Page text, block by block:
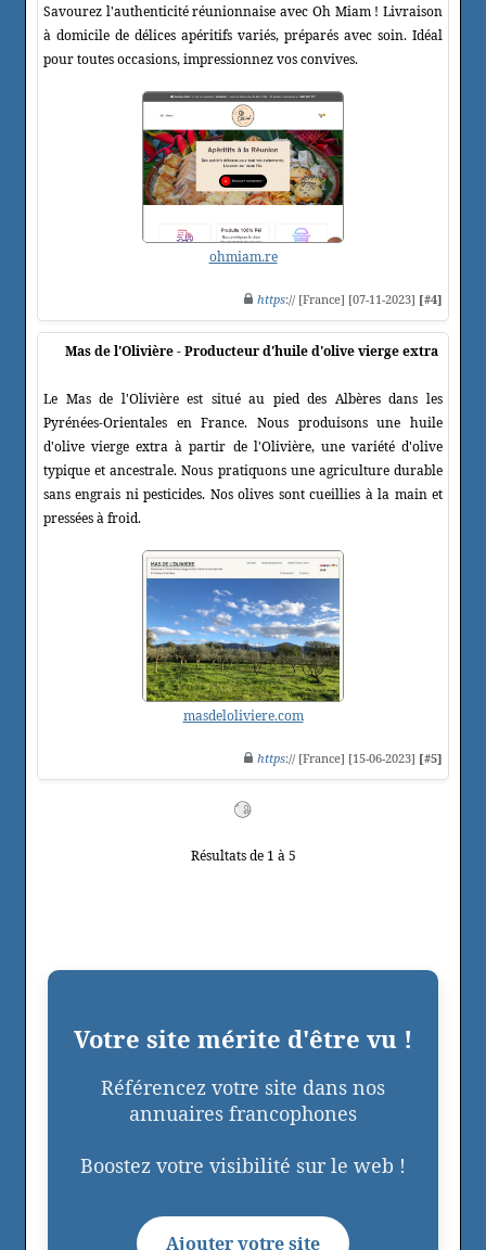
Savourez l'authenticité réunionnaise avec Oh Miam ! Livraison
à domicile de délices apéritifs variés, préparés avec soin. Idéal
pour toutes occasions, impressionnez vos convives.
ohmiam.re
https:// [France] [07-11-2023] [#4]
Mas de l'Olivière - Producteur d'huile d'olive vierge extra
Le Mas de l'Olivière est situé au pied des Albères dans les
Pyrénées-Orientales en France. Nous produisons une huile
d'olive vierge extra à partir de l'Olivière, une variété d'olive
typique et ancestrale. Nous pratiquons une agriculture durable
sans engrais ni pesticides. Nos olives sont cueillies à la main et
pressées à froid.
masdeloliviere.com
https:// [France] [15-06-2023] [#5]
Résultats de 1 à 5
Votre site mérite d'être vu !
Référencez votre site dans nos
annuaires francophones
Boostez votre visibilité sur le web !
Ajouter votre site